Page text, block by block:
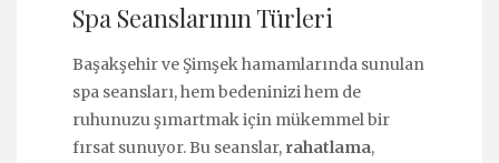
Spa Seanslarının Türleri
Başakşehir ve Şimşek hamamlarında sunulan
spa seansları, hem bedeninizi hem de
ruhunuzu şımartmak için mükemmel bir
fırsat sunuyor. Bu seanslar, rahatlama,